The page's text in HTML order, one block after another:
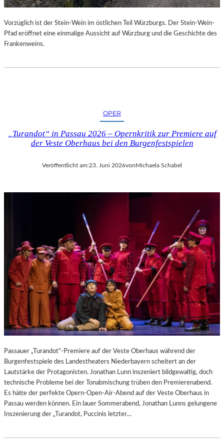
U
R
-
Vorzüglich ist der Stein-Wein im östlichen Teil Würzburgs. Der Stein-Wein-
Pfad eröffnet eine einmalige Aussicht auf Würzburg und die Geschichte des
Frankenweins.
OPER
„Turandot“ in Passau 2026 – Opernkritik zur Premiere auf
der Veste Oberhaus bei den Burgenfestspielen
Veröffentlicht am:23. Juni 2026vonMichaela Schabel
Passauer „Turandot“-Premiere auf der Veste Oberhaus während der
Burgenfestspiele des Landestheaters Niederbayern scheitert an der
Lautstärke der Protagonisten. Jonathan Lunn inszeniert bildgewaltig, doch
technische Probleme bei der Tonabmischung trüben den Premierenabend.
Es hätte der perfekte Opern-Open-Air-Abend auf der Veste Oberhaus in
Passau werden können. Ein lauer Sommerabend, Jonathan Lunns gelungene
Inszenierung der „Turandot, Puccinis letzter…